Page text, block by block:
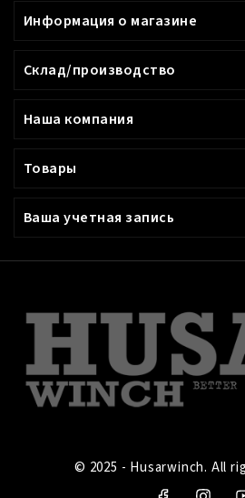
Информация о магазине
Склад/производство
Наша компания
Товары
Ваша учетная запись
© 2025 - Husarwinch. All